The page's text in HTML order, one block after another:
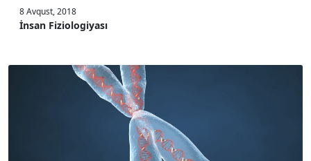
8 Avqust, 2018
İnsan Fiziologiyası